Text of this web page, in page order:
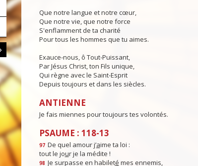
Que notre langue et notre cœur,
Que notre vie, que notre force
S'enflamment de ta charité
Pour tous les hommes que tu aimes.
Exauce-nous, ô Tout-Puissant,
Par Jésus Christ, ton Fils unique,
Qui règne avec le Saint-Esprit
Depuis toujours et dans les siècles.
ANTIENNE
Je fais miennes pour toujours tes volontés.
PSAUME : 118-13
97 De quel amour j’aime ta loi :
tout le jour je la médite !
98 Je surpasse en habileté mes ennemis,